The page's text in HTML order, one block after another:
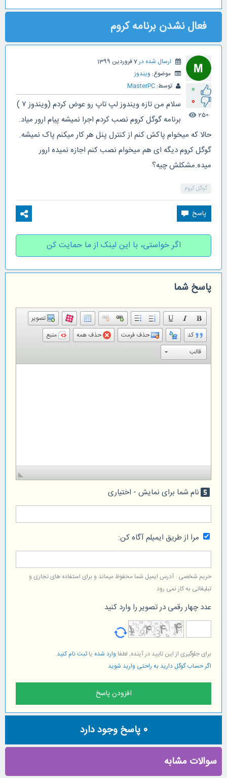
فعال نشدن برنامه کروم
0
0
250
visibility
ارسال شده در7 فروردین 1399
موضوع: ویندوز
توسط: MasterPC
سلام من تازه ویندوز لپ تاپ رو عوض کردم (ویندوز ۷ )
برنامه گوگل کروم نصب کردم اجرا نمیشه پیام ارور میاد.
حالا که میخوام پاکش کنم از کنترل پنل هر کار میکنم پاک نمیشه.
گوگل کروم دیگه ای هم میخوام نصب کنم اجازه نمیده ارور
میده.مشکلش چیه؟
گوگل کروم
اگر خواستی، با این لینک از ما حمایت کن
پاسخ شما
تصویر
کد
حذف فرمت حذف همه
منبع
قالب
looks_5نام شما برای نمایش - اختیاری
مرا از طریق ایمیلم آگاه کن:
حریم شخصی : آدرس ایمیل شما محفوظ میماند و برای استفاده های تجاری و
تبلیغاتی به کار نمی رود
عدد چهار رقمی در تصویر را وارد کنید
برای جلوگیری از این تایید در آینده, لطفا وارد شده یاثبت نام کنید.
اگر حساب گوگل دارید به راحتی وارید شوید
0 پاسخ وجود دارد
سوالات مشابه